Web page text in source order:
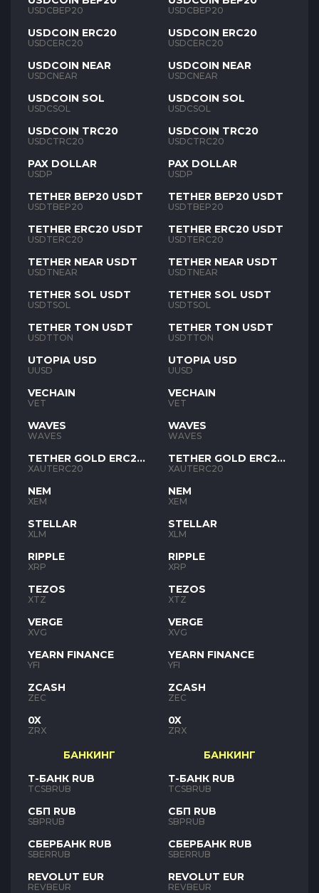
USDCBEP20
USDCOIN ERC20
USDCERC20
USDCOIN NEAR
USDCNEAR
USDCOIN SOL
USDCSOL
USDCOIN TRC20
USDCTRC20
PAX DOLLAR
USDP
TETHER BEP20 USDT
USDTBEP20
TETHER ERC20 USDT
USDTERC20
TETHER NEAR USDT
USDTNEAR
TETHER SOL USDT
USDTSOL
TETHER TON USDT
USDTTON
UTOPIA USD
UUSD
VECHAIN
VET
WAVES
WAVES
TETHER GOLD ERC20
XAUT
XAUTERC20
NEM
XEM
STELLAR
XLM
RIPPLE
XRP
TEZOS
XTZ
VERGE
XVG
YEARN FINANCE
YFI
ZCASH
ZEC
0X
ZRX
БАНКИНГ
Т-БАНК RUB
TCSBRUB
СБП RUB
SBPRUB
СБЕРБАНК RUB
SBERRUB
REVOLUT EUR
REVBEUR
USDCBEP20
USDCOIN ERC20
USDCERC20
USDCOIN NEAR
USDCNEAR
USDCOIN SOL
USDCSOL
USDCOIN TRC20
USDCTRC20
PAX DOLLAR
USDP
TETHER BEP20 USDT
USDTBEP20
TETHER ERC20 USDT
USDTERC20
TETHER NEAR USDT
USDTNEAR
TETHER SOL USDT
USDTSOL
TETHER TON USDT
USDTTON
UTOPIA USD
UUSD
VECHAIN
VET
WAVES
WAVES
TETHER GOLD ERC20
XAUT
XAUTERC20
NEM
XEM
STELLAR
XLM
RIPPLE
XRP
TEZOS
XTZ
VERGE
XVG
YEARN FINANCE
YFI
ZCASH
ZEC
0X
ZRX
БАНКИНГ
Т-БАНК RUB
TCSBRUB
СБП RUB
SBPRUB
СБЕРБАНК RUB
SBERRUB
REVOLUT EUR
REVBEUR